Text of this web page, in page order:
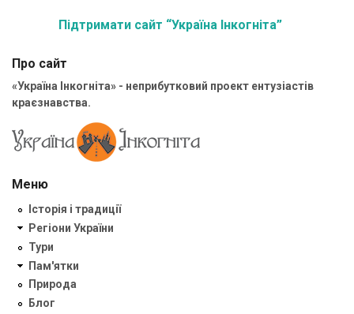
Підтримати сайт “Україна Інкогніта”
Про сайт
«Україна Інкогніта» - неприбутковий проект ентузіастів
краєзнавства.
Меню
Історія і традиції
Регіони України
Тури
Пам'ятки
Природа
Блог